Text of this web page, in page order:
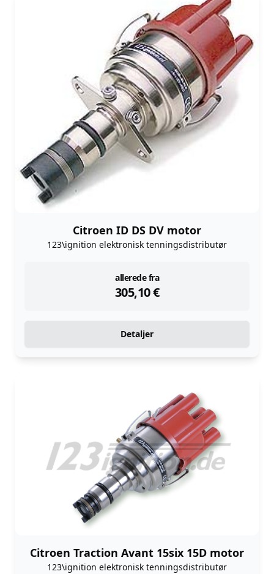
Citroen ID DS DV motor
123\ignition elektronisk tenningsdistributør
allerede fra
305,10€
instock
Detaljer
Citroen Traction Avant 15six 15D motor
123\ignition elektronisk tenningsdistributør